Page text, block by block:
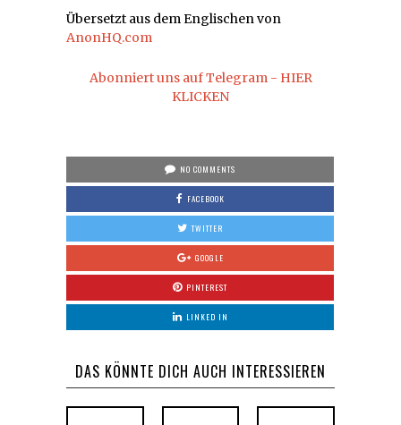
Übersetzt aus dem Englischen von
AnonHQ.com
Abonniert uns auf Telegram - HIER
KLICKEN
NO COMMENTS
FACEBOOK
TWITTER
GOOGLE
PINTEREST
LINKED IN
DAS KÖNNTE DICH AUCH INTERESSIEREN